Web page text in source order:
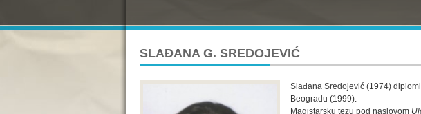
SLAĐANA G. SREDOJEVIĆ
Slađana Sredojević (1974)
Beogradu (1999).
Magistarsku tezu pod naslovom